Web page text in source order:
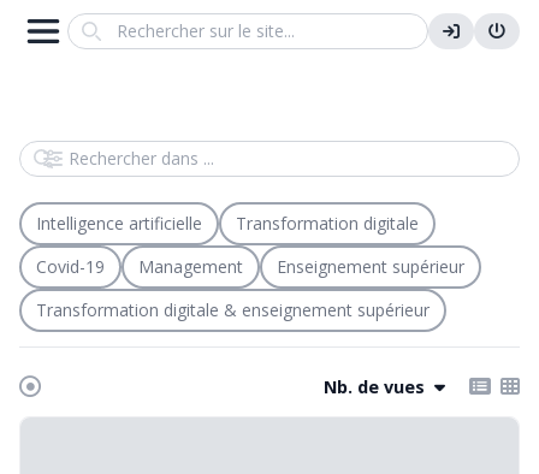
Search
Rechercher dans
Intelligence artificielle
Transformation digitale
Covid-19
Management
Enseignement supérieur
Transformation digitale & enseignement supérieur
Nb. de vues